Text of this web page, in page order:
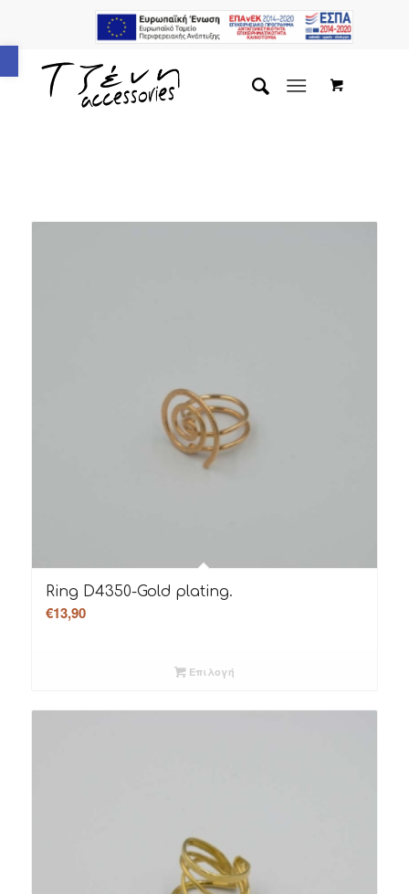
Ανοίξτε τη γραμμή εργαλείων
Ring D4350-Gold plating.
€13,90
Επιλογή